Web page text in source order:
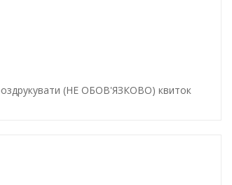
(НЕ ОБОВ'ЯЗКОВО) квиток